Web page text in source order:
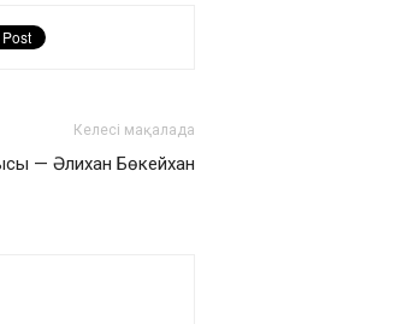
Келесі мақалада
— Әлихан Бөкейхан